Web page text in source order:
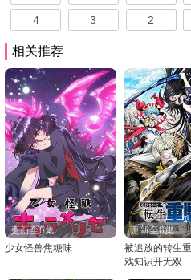
4 3 2
相关推荐
更新至6集
少女怪兽焦糖味
更新至6集
被追放的转生
戏知识开无双